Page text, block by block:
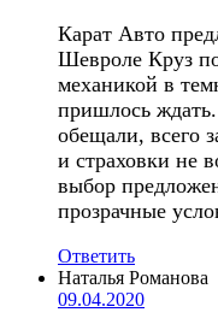
Карат Авто
Шевроле Круз
механикой в
пришлось
обещали, всего
и страховки не
выбор
прозрачные
Ответить
Наталья Романова
09.04.2020